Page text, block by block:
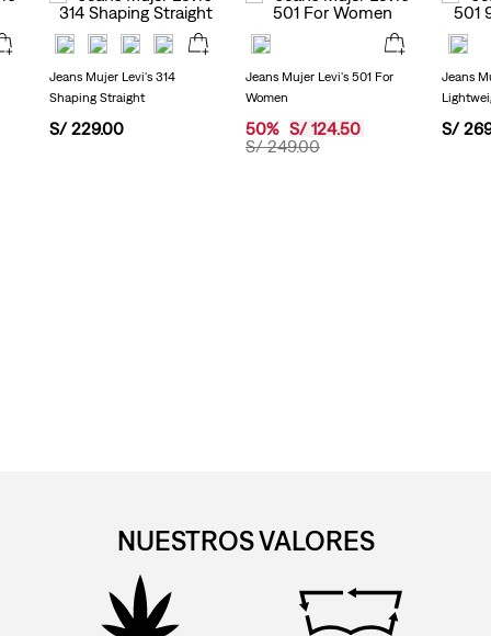
Jeans Mujer Levi's 314
Shaping Straight
S/ 229.00
Jeans Mujer Levi's 501 For
Women
S/ 249.00
50% S/ 124.50
Jeans
S/
NUESTROS VALORES